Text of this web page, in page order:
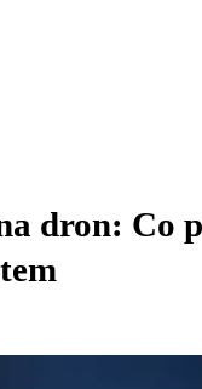
dron: Co